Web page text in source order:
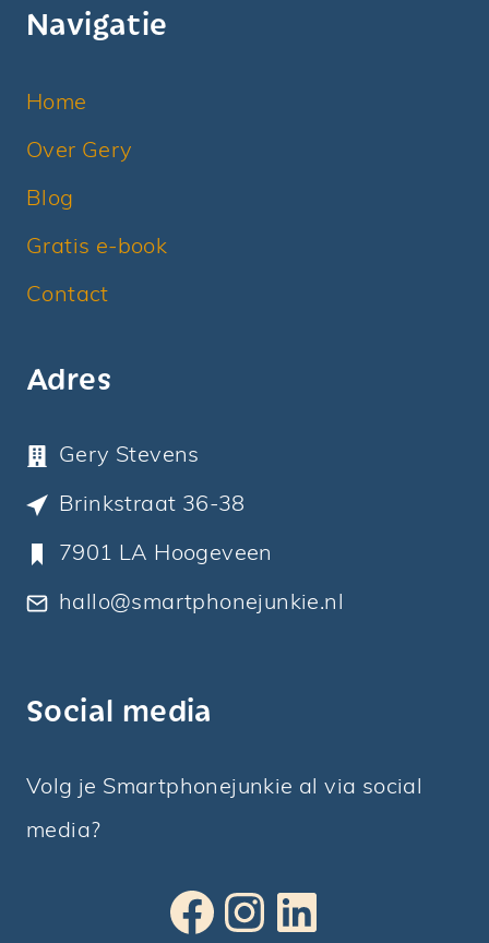
Navigatie
Home
Over Gery
Blog
Gratis e-book
Contact
Adres
Gery Stevens
Brinkstraat 36-38
7901 LA Hoogeveen
hallo@smartphonejunkie.nl
Social media
Volg je Smartphonejunkie al via social
media?
Facebook
Instagram
LinkedIn